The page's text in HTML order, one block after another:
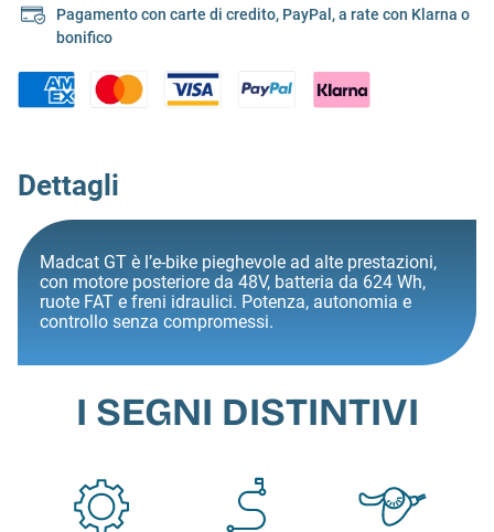
Pagamento con carte di credito, PayPal, a rate con Klarna o
bonifico
Dettagli
Madcat GT è l’e-bike pieghevole ad alte prestazioni,
con motore posteriore da 48V, batteria da 624 Wh,
ruote FAT e freni idraulici. Potenza, autonomia e
controllo senza compromessi.
I SEGNI DISTINTIVI